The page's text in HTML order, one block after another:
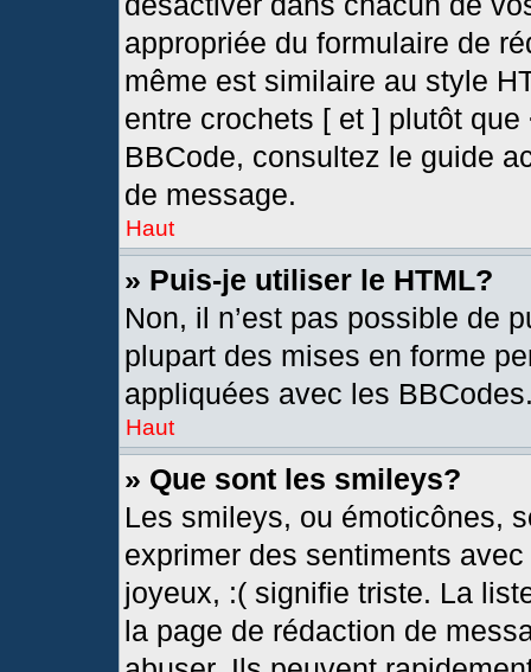
appropriée du formulaire de
même est similaire au style
entre crochets [ et ] plutôt
BBCode, consultez le guide
de message.
Haut
» Puis-je utiliser le HTML?
Non, il n’est pas possible de
plupart des mises en forme
appliquées avec les
Haut
» Que sont les smileys?
Les smileys, ou émoticônes,
exprimer des sentiments
joyeux, :( signifie triste. La
la page de rédaction de